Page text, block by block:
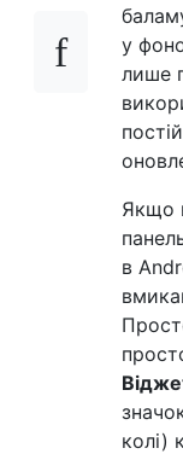
у
лише
Якщо
в
колі)